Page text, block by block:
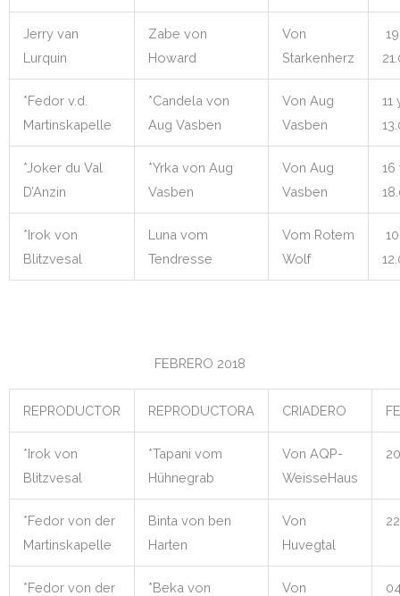
Jerry van
Lurquin
Zabe von
Howard
Von
Starkenherz
*Fedor v.d.
Martinskapelle
*Candela von
Aug Vasben
Von Aug
Vasben
11
*Joker du Val
D’Anzin
*Yrka von Aug
Vasben
Von Aug
Vasben
16
*Irok von
Blitzvesal
Luna vom
Tendresse
Vom Rotem
Wolf
FEBRERO 2018
REPRODUCTOR REPRODUCTORA CRIADERO
*Irok von
Blitzvesal
*Tapani vom
Hühnegrab
Von AQP-
WeisseHaus
*Fedor von der
Martinskapelle
Binta von ben
Harten
Von
Huvegtal
*Fedor von der
*Beka von
Von